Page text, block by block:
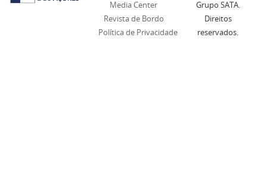
Media Center
Revista de Bordo
Política de Privacidade
Grupo SATA.
Direitos
reservados.